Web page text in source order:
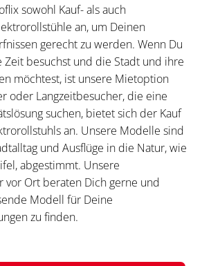
sowohl Kauf- als auch
an, um Deinen
gerecht zu werden. Wenn Du
Zeit besuchst und die Stadt und ihre
möchtest, ist unsere Mietoption
oder Langzeitbesucher, die eine
suchen, bietet sich der Kauf
an. Unsere Modelle sind
und Ausflüge in die Natur, wie
abgestimmt. Unsere
vor Ort beraten Dich gerne und
Modell für Deine
zu finden.